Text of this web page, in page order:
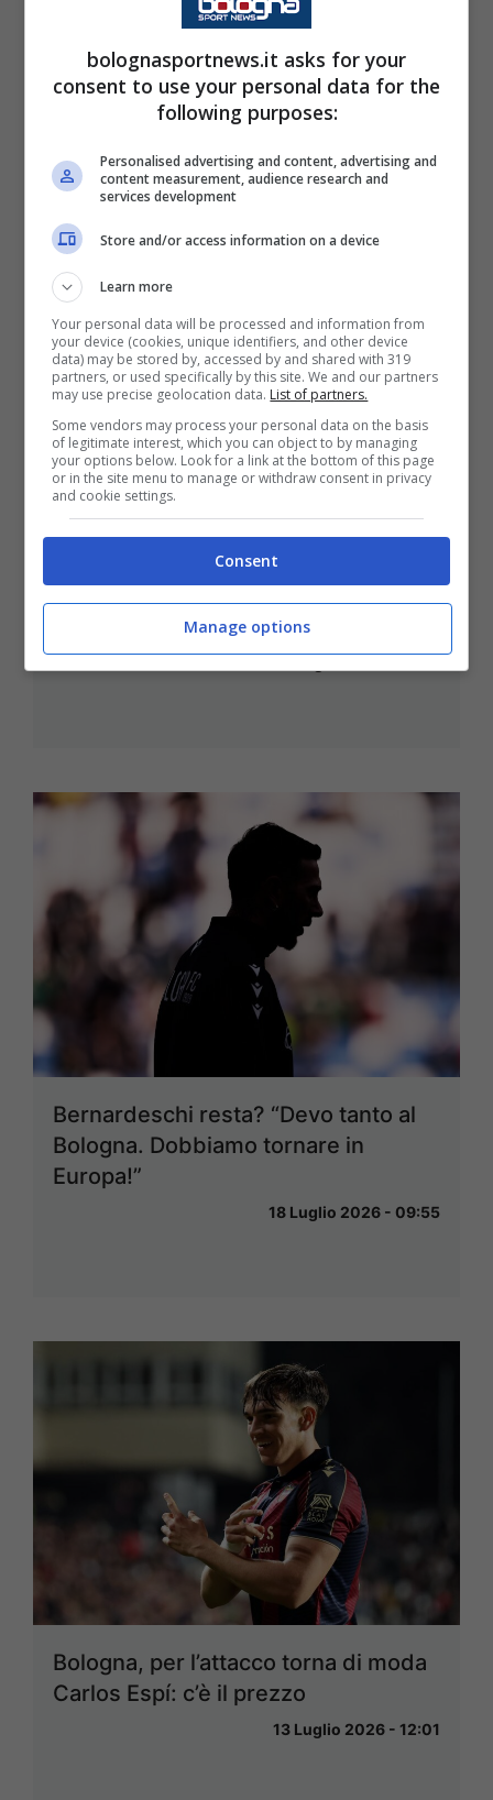
Bologna, quanti intrecci: tanti scenari
per un mercato imprevedibile
18 Luglio 2026 - 17:55
Bologna, arriva Alhassane ma
rallenta Amondarain: spuntano le
Bernardeschi resta? “Devo tanto al
Bologna. Dobbiamo tornare in
Europa!”
18 Luglio 2026 - 09:55
Bologna, per l’attacco torna di moda
Carlos Espí: c’è il prezzo
13 Luglio 2026 - 12:01
bolognasportnews.it asks for your
consent to use your personal data for the
following purposes:
Personalised advertising and content, advertising and
content measurement, audience research and
services development
Store and/or access information on a device
Learn more
Your personal data will be processed and information from
your device (cookies, unique identifiers, and other device
data) may be stored by, accessed by and shared with 319
partners, or used specifically by this site. We and our partners
may use precise geolocation data. List of partners.
Some vendors may process your personal data on the basis
of legitimate interest, which you can object to by managing
your options below. Look for a link at the bottom of this page
or in the site menu to manage or withdraw consent in privacy
and cookie settings.
Consent
Manage options